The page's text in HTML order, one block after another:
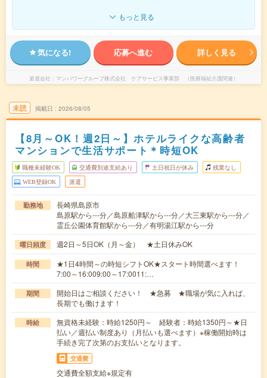
もっと見る
気になる! 応募へ進む 詳しく見る
派遣会社 マンパワーグループ株式会社 ケアサービス事業部 （医療福祉介護関連）
未読 掲載日 2026/08/05
【8月～OK！週2日～】ホテルライクな高齢者
マンションで生活サポート＊時短OK
職種未経験OK 交通費別途支給あり 土日祝日が休み 残業なし
WEB登録OK 派遣
勤務地
長崎県島原市
島原駅から---分／島原船津駅から---分／大三東駅から---分／
霊丘公園体育館駅から---分／有明湯江駅から---分
曜日頻度 週2日～5日OK（月～金） ★土日休みOK
時間
★1日4時間～の時短シフトOK★スタート時間選べます！
7:00～16:009:00～17:0011:…
期間
開始日はご相談ください！ ★急募 ★職場が気に入れば、
長期でも働けます！
時給
無資格未経験：時給1250円～ 経験者：時給1350円～★日
払い／週払い制度あり（月払いも選べます）※稼働開始時は
手続き完了次第のお支払いとなります。
交通費
交通費全額支給※規定有